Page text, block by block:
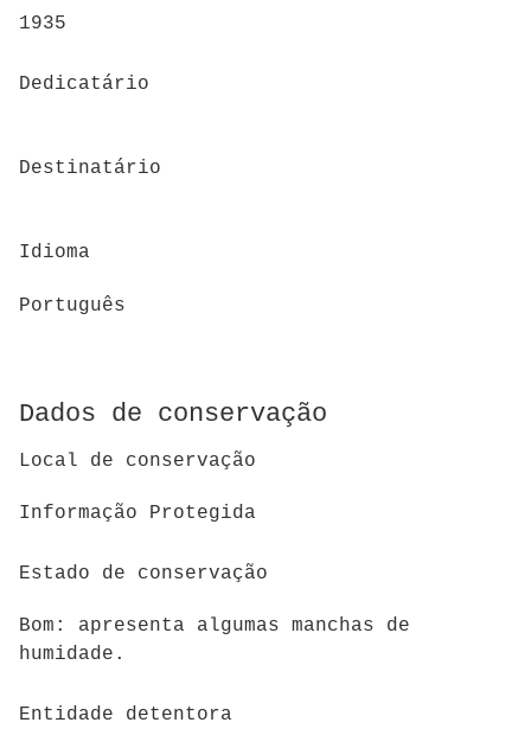
1935
Dedicatário
Destinatário
Idioma
Português
Dados de conservação
Local de conservação
Informação Protegida
Estado de conservação
Bom: apresenta algumas manchas de
humidade.
Entidade detentora